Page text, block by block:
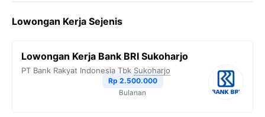
e
o
t
e
e
r
t
A
y
n
k
Lowongan Kerja Sejenis
Lowongan Kerja Bank BRI Sukoharjo
PT Bank Rakyat Indonesia Tbk Sukoharjo
Rp 2.500.000
Bulanan